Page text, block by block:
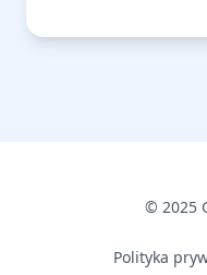
© 2025
Polityka